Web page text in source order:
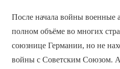
После начала войны военные
полном объёме во многих
союзнице Германии, но не
войны с Советским Союзом.